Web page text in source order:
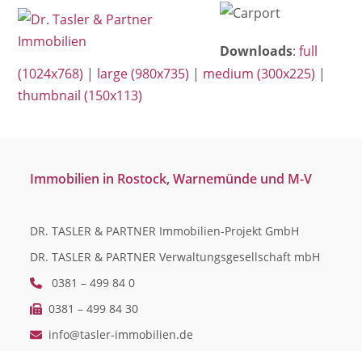
SkipOpen
mobile
menu
Close
mobile
menu
Downloads:full
(1024x768) | large (980x735) | medium (300x225) |
thumbnail (150x113)
Immobilien in Rostock, Warnemünde und M-V
DR. TASLER & PARTNER Immobilien-Projekt GmbH
DR. TASLER & PARTNER Verwaltungsgesellschaft mbH
0381 – 499 84 0
0381 – 499 84 30
info@tasler-immobilien.de